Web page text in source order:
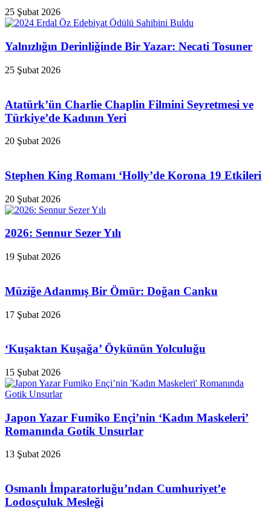
25 Şubat 2026
Yalnızlığın Derinliğinde Bir Yazar: Necati Tosuner
25 Şubat 2026
Atatürk’ün Charlie Chaplin Filmini Seyretmesi ve
Türkiye’de Kadının Yeri
20 Şubat 2026
Stephen King Romanı ‘Holly’de Korona 19 Etkileri
20 Şubat 2026
2026: Sennur Sezer Yılı
19 Şubat 2026
Müziğe Adanmış Bir Ömür: Doğan Canku
17 Şubat 2026
‘Kuşaktan Kuşağa’ Öykünün Yolculuğu
15 Şubat 2026
Japon Yazar Fumiko Ençi’nin ‘Kadın Maskeleri’
Romanında Gotik Unsurlar
13 Şubat 2026
Osmanlı İmparatorluğu’ndan Cumhuriyet’e
Lodosçuluk Mesleği